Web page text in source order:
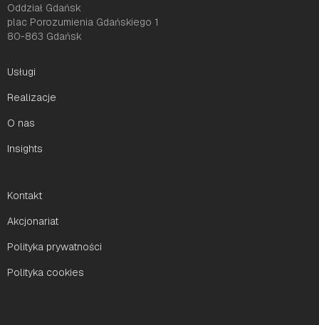
Oddział Gdańsk
plac Porozumienia Gdańskiego 1
80-863 Gdańsk
Usługi
Realizacje
O nas
Insights
Kontakt
Akcjonariat
Polityka prywatności
Polityka cookies